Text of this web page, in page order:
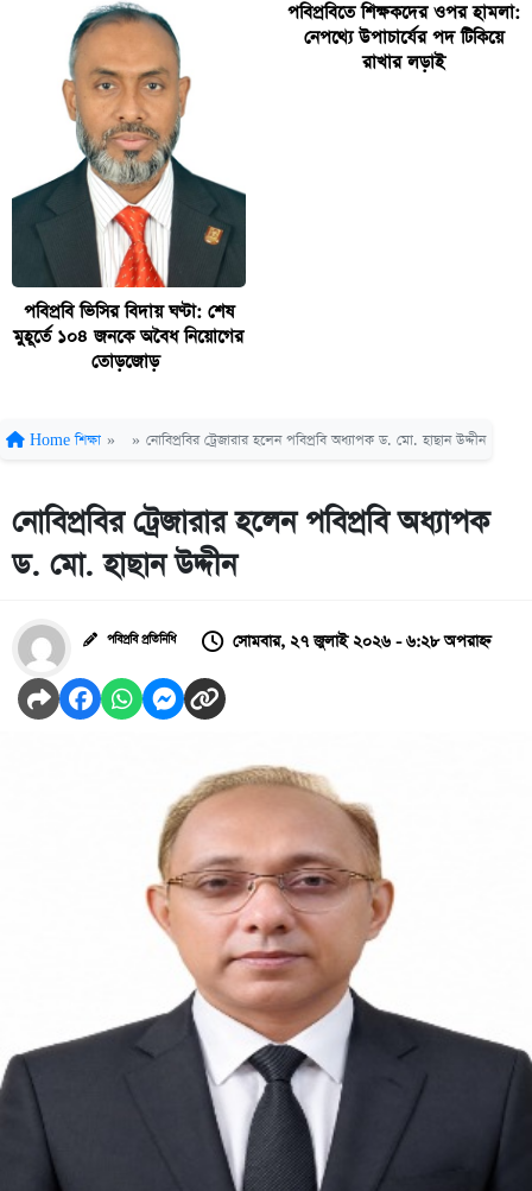
পবিপ্রবি ভিসির বিদায় ঘণ্টা: শেষ
মুহূর্তে ১০৪ জনকে অবৈধ নিয়োগের
তোড়জোড়
পবিপ্রবিতে শিক্ষকদের ওপর হামলা:
নেপথ্যে উপাচার্যের পদ টিকিয়ে
রাখার লড়াই
Home শিক্ষা » » নোবিপ্রবির ট্রেজারার হলেন পবিপ্রবি অধ্যাপক ড. মো. হাছান উদ্দীন
নোবিপ্রবির ট্রেজারার হলেন পবিপ্রবি অধ্যাপক
ড. মো. হাছান উদ্দীন
পবিপ্রবি প্রতিনিধি সোমবার, ২৭ জুলাই ২০২৬ - ৬:২৮ অপরাহ্ন